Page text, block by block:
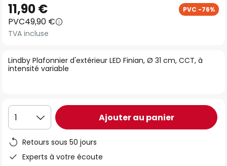
to
the
beginning
the
images
Lindby Plafonnier d'extérieur LED Finian, Ø 31 cm, CCT, à
intensité variable
11,90 € PVC -76%
PVC49,90 €
TVA incluse
1 Ajouter au panier
Retours sous 50 jours
Experts à votre écoute